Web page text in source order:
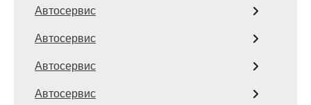
Автосервис
Автосервис
Автосервис
Автосервис